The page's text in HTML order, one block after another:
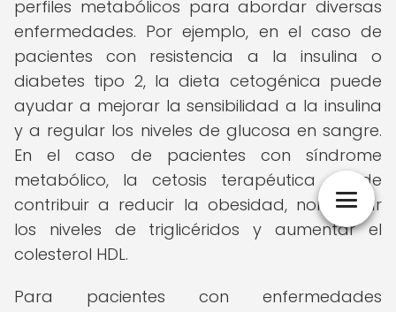
perfiles metabólicos para abordar diversas
enfermedades. Por ejemplo, en el caso de
pacientes con resistencia a la insulina o
diabetes tipo 2, la dieta cetogénica puede
ayudar a mejorar la sensibilidad a la insulina
y a regular los niveles de glucosa en sangre.
En el caso de pacientes con síndrome
metabólico, la cetosis terapéutica puede
contribuir a reducir la obesidad, normalizar
los niveles de triglicéridos y aumentar el
colesterol HDL.
Para pacientes con enfermedades